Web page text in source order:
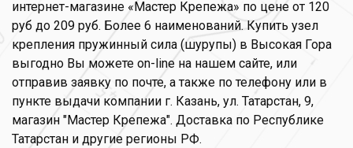
интернет-магазине «Мастер Крепежа» по цене от 120
руб до 209 руб. Более 6 наименований. Купить узел
крепления пружинный сила (шурупы) в Высокая Гора
выгодно Вы можете on-line на нашем сайте, или
отправив заявку по почте, а также по телефону или в
пункте выдачи компании г. Казань, ул. Татарстан, 9,
магазин "Мастер Крепежа". Доставка по Республике
Татарстан и другие регионы РФ.